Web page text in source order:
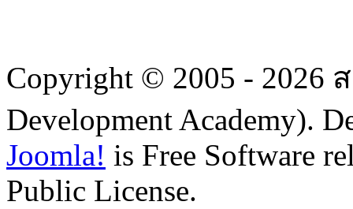
Copyright © 2005 -
Development Academy).
Joomla! is Free Software
Public License.